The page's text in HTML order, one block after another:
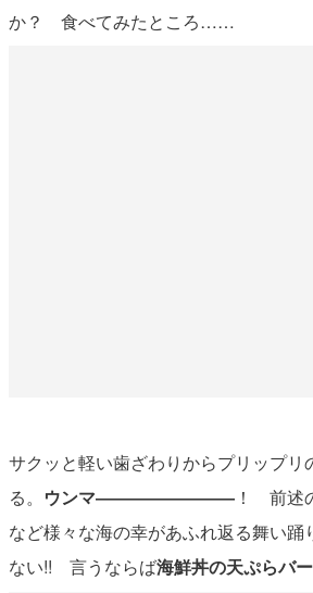
か？ 食べてみたところ……
サクッと軽い歯ざわりからプリップリ
る。 ウンマ――――――――！ 前述
など様々な海の幸があふれ返る舞い踊
ない!! 言うならば海鮮丼の天ぷらバ